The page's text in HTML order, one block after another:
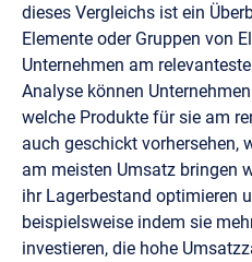
dieses Vergleichs ist ein
Elemente oder Gruppen von
Unternehmen am
Analyse können
welche Produkte für sie am
auch geschickt vorhersehen,
am meisten Umsatz bringen
ihr Lagerbestand optimieren
beispielsweise indem sie
investieren, die hohe